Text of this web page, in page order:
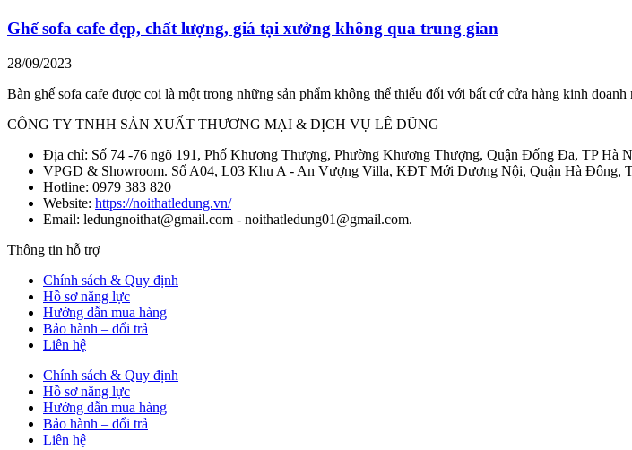
Ghế sofa cafe đẹp, chất lượng, giá tại xưởng không qua trung gian
28/09/2023
Bàn ghế sofa cafe được coi là một trong những sản phẩm không thể thiếu đối với bất cứ cửa hàng kinh doanh
CÔNG TY TNHH SẢN XUẤT THƯƠNG MẠI & DỊCH VỤ LÊ DŨNG
Địa chỉ: Số 74 -76 ngõ 191, Phố Khương Thượng, Phường Khương Thượng, Quận Đống Đa, TP Hà
VPGD & Showroom. Số A04, L03 Khu A - An Vượng Villa, KĐT Mới Dương Nội, Quận Hà Đông,
Hotline: 0979 383 820
Website: https://noithatledung.vn/
Email: ledungnoithat@gmail.com - noithatledung01@gmail.com.
Thông tin hỗ trợ
Chính sách & Quy định
Hồ sơ năng lực
Hướng dẫn mua hàng
Bảo hành – đổi trả
Liên hệ
Chính sách & Quy định
Hồ sơ năng lực
Hướng dẫn mua hàng
Bảo hành – đổi trả
Liên hệ